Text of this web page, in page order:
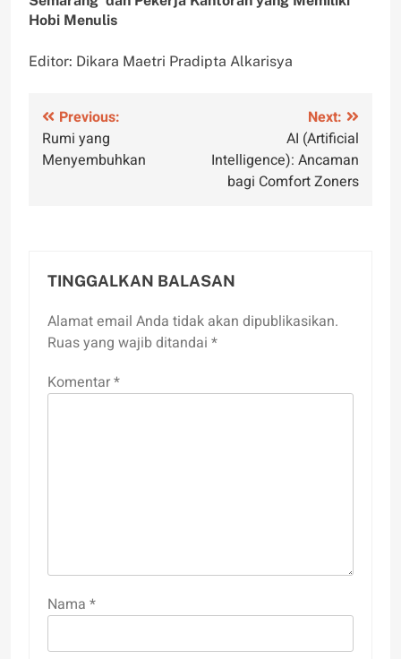
Hobi Menulis
Editor: Dikara Maetri Pradipta Alkarisya
Navigasi
pos
Previous:
Rumi yang
Menyembuhkan
Next:
AI (Artificial
Intelligence): Ancaman
bagi Comfort Zoners
TINGGALKAN BALASAN
Alamat email Anda tidak akan dipublikasikan.
Ruas yang wajib ditandai *
Komentar*
Nama *